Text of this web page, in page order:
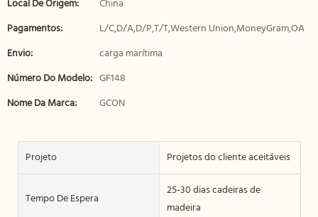
Local De Origem:
China
Pagamentos:
L/C,D/A,D/P,T/T,Western Union,MoneyGram,OA
Envio:
carga marítima
Número Do Modelo: GF148
Nome Da Marca:
GCON
Projeto Projetos do cliente aceitáveis
Tempo De Espera
25-30 dias cadeiras de
madeira